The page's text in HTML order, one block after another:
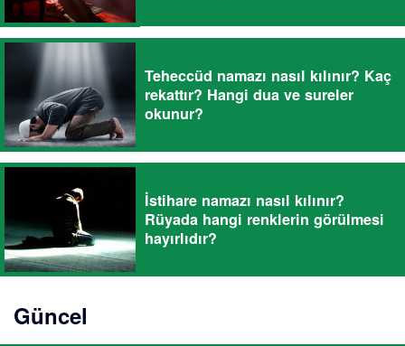
Teheccüd namazı nasıl kılınır? Kaç
rekattır? Hangi dua ve sureler
okunur?
İstihare namazı nasıl kılınır?
Rüyada hangi renklerin görülmesi
hayırlıdır?
Güncel